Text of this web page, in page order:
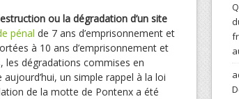
ou la dégradation d’un site
pénal de 7 ans d’emprisonnement et
à 10 ans d’emprisonnement et
les dégradations commises en
un simple rappel à la loi
de la motte de Pontenx a été